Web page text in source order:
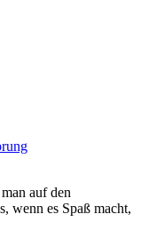
auf den
wenn es Spaß macht,